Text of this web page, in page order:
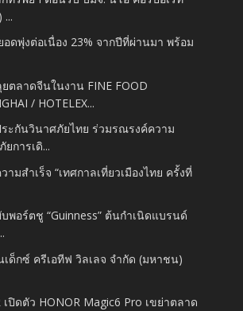
...
ยอดพุ่งต่อเนื่อง 23% จากปีที่ผ่านมา พร้อม
ตลาดจีนในงาน FINE FOOD
/ HOTELEX...
ะกันวินาศภัยไทย ร่วมรณรงค์ความ
การเดิ...
ามสำเร็จ “เทศกาลเที่ยวเมืองไทย ครั้งที่
พอร์ตชู “Guinness” ต้นกำเนิดแบรนด์
ด็กซ์ ครีเอทีฟ วิลเลจ จำกัด (มหาชน)
เปิดตัว HONOR Magic6 Pro เขย่าตลาด